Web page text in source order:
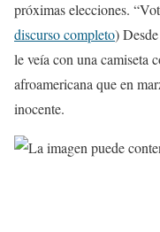
próximas elecciones.
discurso completo)
le veía con una camiseta
afroamericana que en
inocente.